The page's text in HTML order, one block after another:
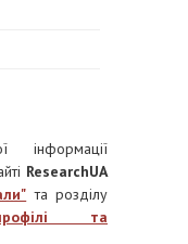
інформації
ResearchUA
та розділу
та